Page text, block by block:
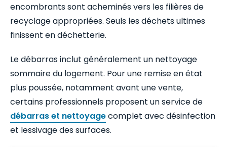
encombrants sont acheminés vers les filières de
recyclage appropriées. Seuls les déchets ultimes
finissent en déchetterie.
Le débarras inclut généralement un nettoyage
sommaire du logement. Pour une remise en état
plus poussée, notamment avant une vente,
certains professionnels proposent un service de
débarras et nettoyagecomplet avec désinfection
et lessivage des surfaces.